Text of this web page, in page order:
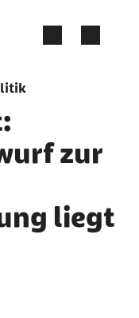
zur
liegt